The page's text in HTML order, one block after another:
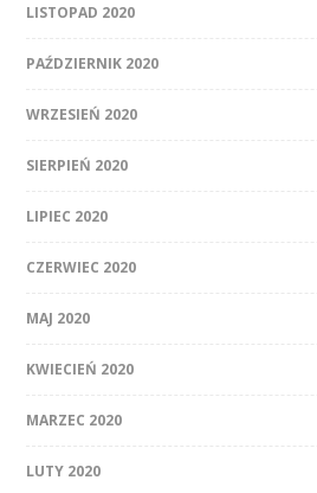
LISTOPAD 2020
PAŹDZIERNIK 2020
WRZESIEŃ 2020
SIERPIEŃ 2020
LIPIEC 2020
CZERWIEC 2020
MAJ 2020
KWIECIEŃ 2020
MARZEC 2020
LUTY 2020